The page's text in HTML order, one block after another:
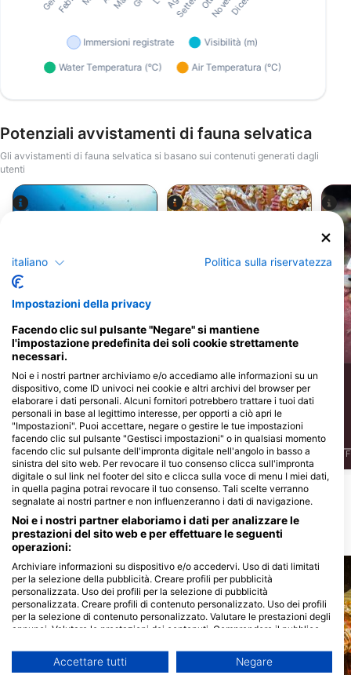
Potenziali avvistamenti di fauna selvatica
Gli avvistamenti di fauna selvatica si basano sui contenuti generati dagli
utenti
13Avvistamenti
J F M A M J J A S O N D J F M A M J J A S O N D
F
Mostra altri animali
Siti d’immersione nelle vicinanze
italiano Politica sulla riservatezza
Impostazioni della privacy
Facendo clic sul pulsante "Negare" si mantiene
l'impostazione predefinita dei soli cookie strettamente
necessari.
Noi e i nostri partner archiviamo e/o accediamo alle informazioni su un
dispositivo, come ID univoci nei cookie e altri archivi del browser per
elaborare i dati personali. Alcuni fornitori potrebbero trattare i tuoi dati
personali in base al legittimo interesse, per opporti a ciò apri le
"Impostazioni". Puoi accettare, negare o gestire le tue impostazioni
facendo clic sul pulsante "Gestisci impostazioni" o in qualsiasi momento
facendo clic sul pulsante dell'impronta digitale nell'angolo in basso a
sinistra del sito web. Per revocare il tuo consenso clicca sull'impronta
digitale o sul link nel footer del sito e clicca sulla voce di menu I miei dati,
in quella pagina potrai revocare il tuo consenso. Tali scelte verranno
segnalate ai nostri partner e non influenzeranno i dati di navigazione.
Noi e i nostri partner elaboriamo i dati per analizzare le
prestazioni del sito web e per effettuare le seguenti
operazioni:
Archiviare informazioni su dispositivo e/o accedervi. Uso di dati limitati
per la selezione della pubblicità. Creare profili per pubblicità
personalizzata. Uso dei profili per la selezione di pubblicità
personalizzata. Creare profili di contenuto personalizzato. Uso dei profili
per la selezione di contenuto personalizzato. Valutare le prestazioni degli
annunci. Valutare le prestazioni dei contenuti. Comprendere il pubblico
diverse. Sviluppare e migliorare i servizi. Uso di dati limitati per la
selezione dei contenuti.
Accettare tutti Negare